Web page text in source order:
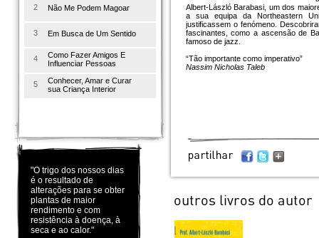
2 Não Me Podem Magoar
3 Em Busca de Um Sentido
4
Como Fazer Amigos E
Influenciar Pessoas
5
Conhecer, Amar e Curar
sua Criança Interior
"O trigo dos nossos dias
é o resultado de
alterações para se obter
plantas de maior
rendimento e com
resistência à doença, à
seca e ao calor."
Albert-László Barabasi, um dos
a sua equipa da Northeastern
justificassem o fenómeno.
fascinantes, como a ascensão de
famoso de jazz.
“Tão importante como imperativo”
Nassim Nicholas Taleb